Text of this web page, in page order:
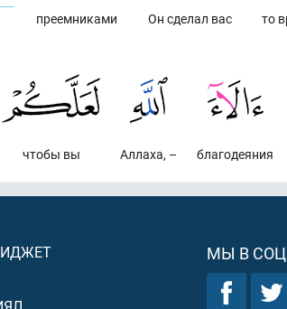
то
Он сделал вас
преемниками
благодеяния
Аллаха, –
чтобы вы
МЫ В